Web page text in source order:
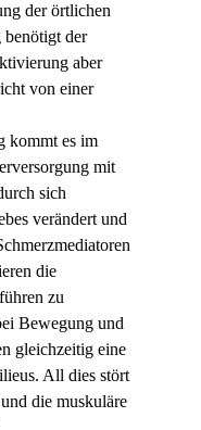
der örtlichen
benötigt der
aber
von einer
kommt es im
mit
sich
verändert und
die
zu
Bewegung und
gleichzeitig eine
All dies stört
die muskuläre